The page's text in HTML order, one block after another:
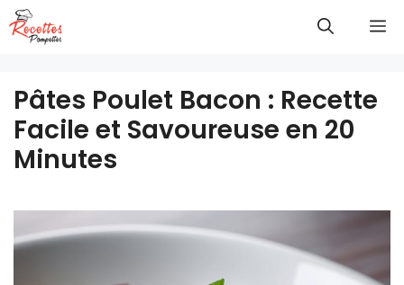
Aller
au
Pâtes Poulet Bacon : Recette
Facile et Savoureuse en 20
Minutes